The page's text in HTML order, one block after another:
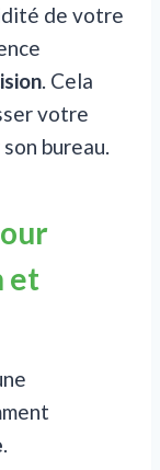
de votre
. Cela
votre
bureau.
et
.